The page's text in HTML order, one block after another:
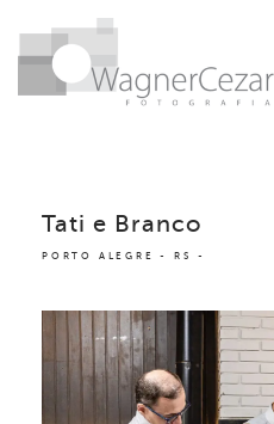
PORTO ALEGRE - RS
Tati e Branco